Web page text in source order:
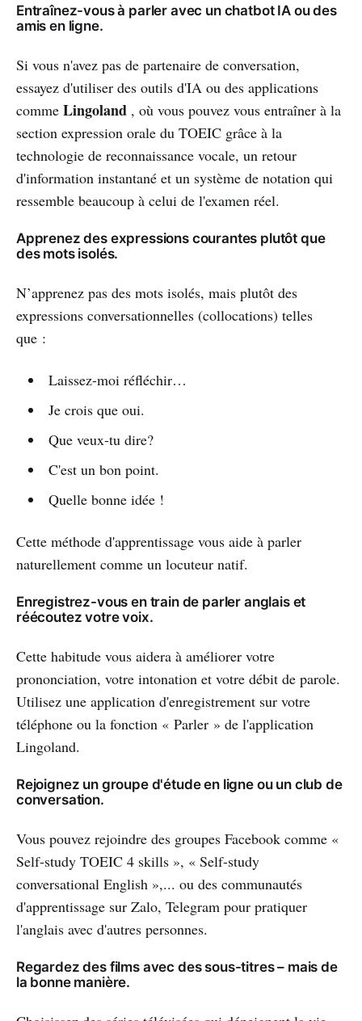
Entraînez-vous à parler avec un chatbot IA ou des
amis en ligne.
Si vous n'avez pas de partenaire de conversation,
essayez d'utiliser des outils d'IA ou des applications
comme Lingoland , où vous pouvez vous entraîner à la
section expression orale du TOEIC grâce à la
technologie de reconnaissance vocale, un retour
d'information instantané et un système de notation qui
ressemble beaucoup à celui de l'examen réel.
Apprenez des expressions courantes plutôt que
des mots isolés.
N’apprenez pas des mots isolés, mais plutôt des
expressions conversationnelles (collocations) telles
que :
Laissez-moi réfléchir…
Je crois que oui.
Que veux-tu dire?
C'est un bon point.
Quelle bonne idée !
Cette méthode d'apprentissage vous aide à parler
naturellement comme un locuteur natif.
Enregistrez-vous en train de parler anglais et
réécoutez votre voix.
Cette habitude vous aidera à améliorer votre
prononciation, votre intonation et votre débit de parole.
Utilisez une application d'enregistrement sur votre
téléphone ou la fonction « Parler » de l'application
Lingoland.
Rejoignez un groupe d'étude en ligne ou un club de
conversation.
Vous pouvez rejoindre des groupes Facebook comme «
Self-study TOEIC 4 skills », « Self-study
conversational English »,... ou des communautés
d'apprentissage sur Zalo, Telegram pour pratiquer
l'anglais avec d'autres personnes.
Regardez des films avec des sous-titres – mais de
la bonne manière.